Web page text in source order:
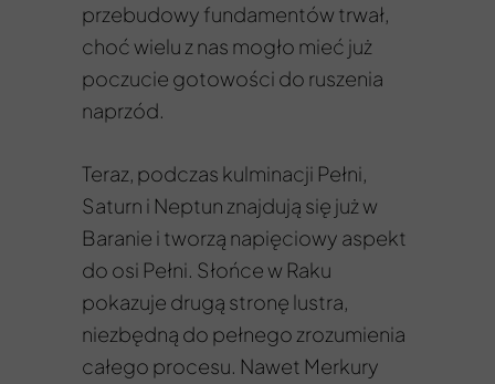
przebudowy fundamentów trwał,
choć wielu z nas mogło mieć już
poczucie gotowości do ruszenia
naprzód.
Teraz, podczas kulminacji Pełni,
Saturn i Neptun znajdują się już w
Baranie i tworzą napięciowy aspekt
do osi Pełni. Słońce w Raku
pokazuje drugą stronę lustra,
niezbędną do pełnego zrozumienia
całego procesu. Nawet Merkury